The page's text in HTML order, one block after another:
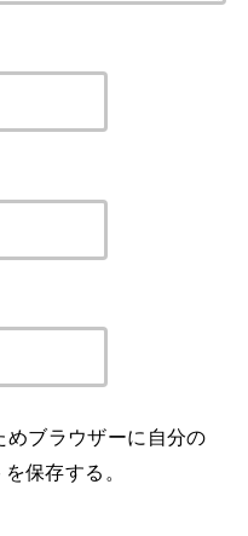
ブラウザーに自分の
保存する。